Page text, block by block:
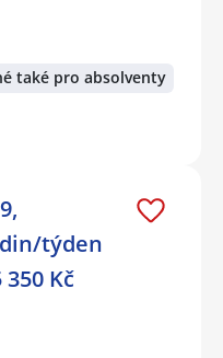
také pro absolventy
týden
Kč